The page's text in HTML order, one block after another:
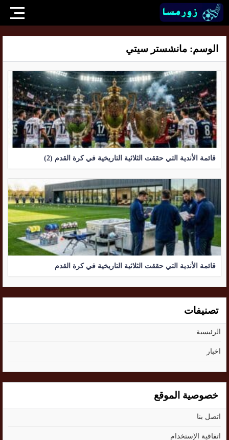
الوسم: مانشستر سيتي
قائمة الأندية التي حققت الثلاثية التاريخية في كرة القدم (2)
قائمة الأندية التي حققت الثلاثية التاريخية في كرة القدم
تصنيفات
الرئيسية
اخبار
خصوصية الموقع
اتصل بنا
اتفاقية الإستخدام